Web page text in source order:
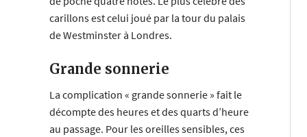
carillons est celui joué par la tour du palais
de Westminster à Londres.
Grande sonnerie
La complication « grande sonnerie » fait le
décompte des heures et des quarts d’heure
au passage. Pour les oreilles sensibles, ces